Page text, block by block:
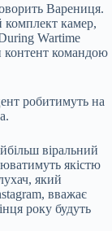
Варениця.
комплект камер,
Wartime
контент командою
робитимуть на
віральний
якістю
який
вважає
року будуть